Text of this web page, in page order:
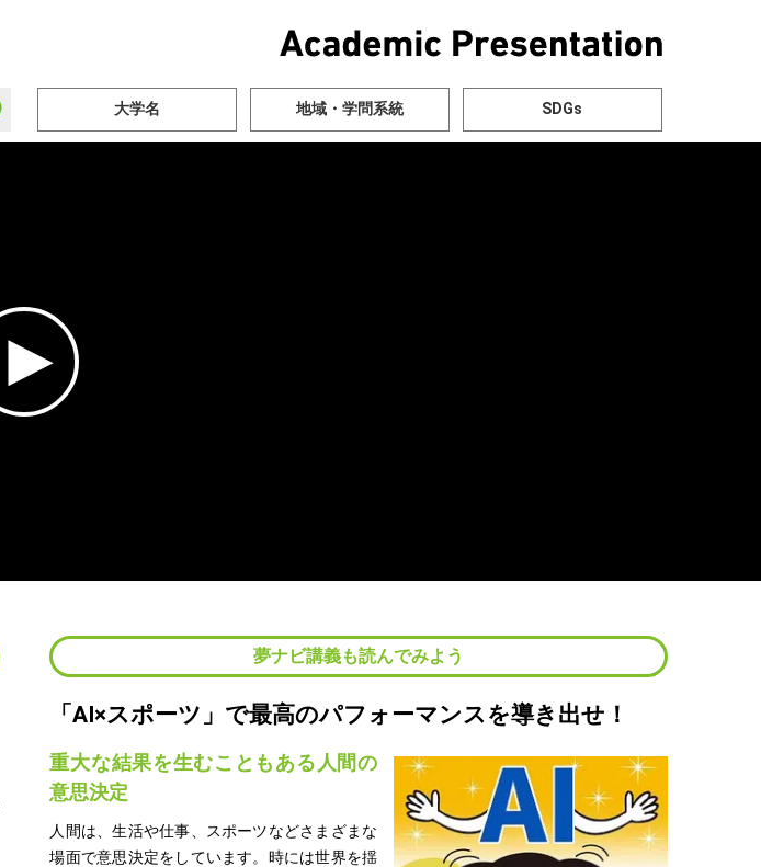
大学名 地域・学問系統 SDGs
夢ナビ講義も読んでみよう
「AI️×スポーツ」で最高のパフォーマンスを導き出せ！
重大な結果を生むこともある人間の
意思決定
人間は、生活や仕事、スポーツなどさまざまな
場面で意思決定をしています。時には世界を揺